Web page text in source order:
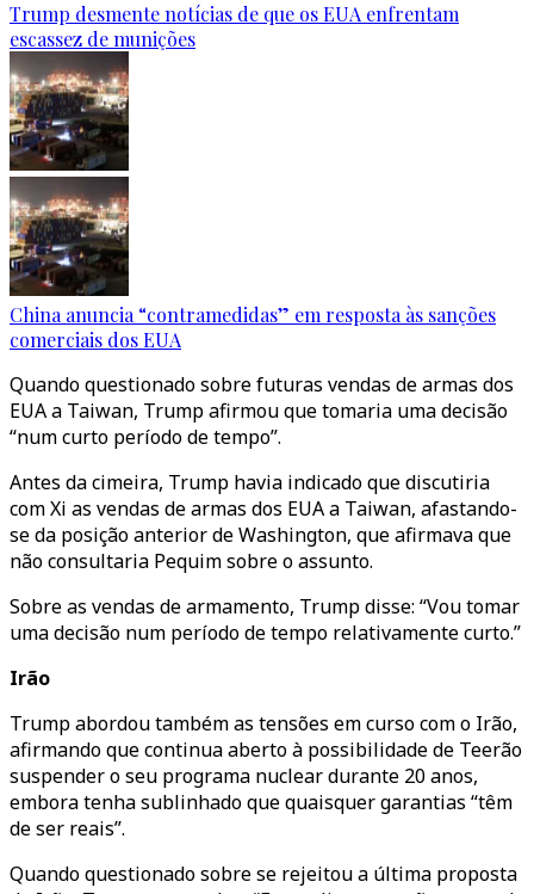
Trump desmente notícias de que os EUA enfrentam
escassez de munições
China anuncia “contramedidas” em resposta às sanções
comerciais dos EUA
Quando questionado sobre futuras vendas de armas dos
EUA a Taiwan, Trump afirmou que tomaria uma decisão
“num curto período de tempo”.
Antes da cimeira, Trump havia indicado que discutiria
com Xi as vendas de armas dos EUA a Taiwan, afastando-
se da posição anterior de Washington, que afirmava que
não consultaria Pequim sobre o assunto.
Sobre as vendas de armamento, Trump disse: “Vou tomar
uma decisão num período de tempo relativamente curto.”
Irão
Trump abordou também as tensões em curso com o Irão,
afirmando que continua aberto à possibilidade de Teerão
suspender o seu programa nuclear durante 20 anos,
embora tenha sublinhado que quaisquer garantias “têm
de ser reais”.
Quando questionado sobre se rejeitou a última proposta